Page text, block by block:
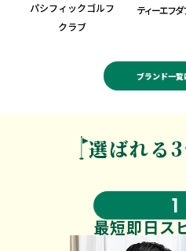
パシフィックゴルフ
クラブ
ティーエフ
ブランド一覧
選ばれる
1
最短即日ス